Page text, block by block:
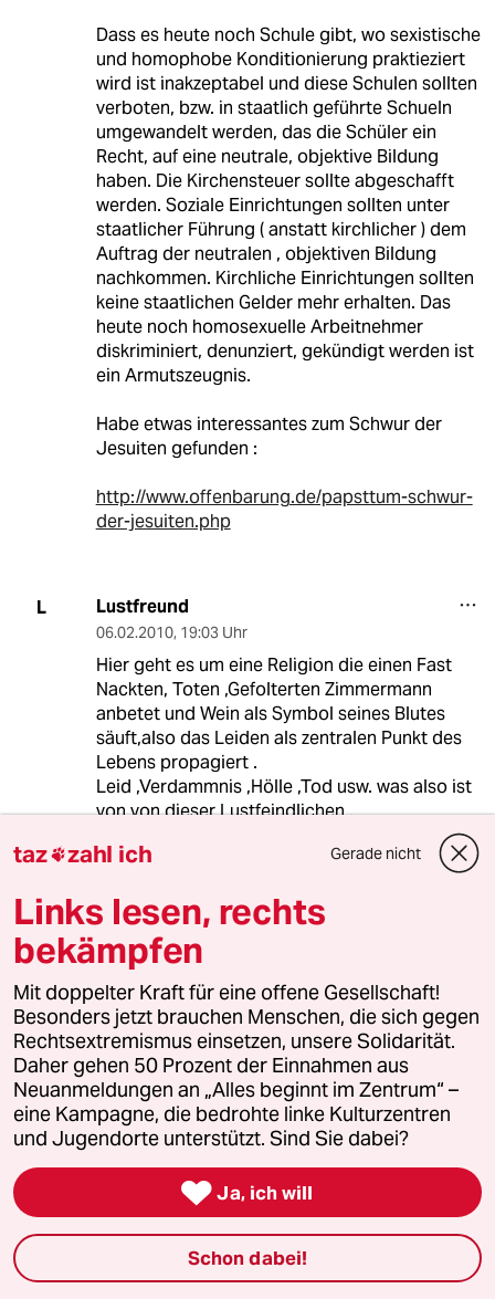
Dass es heute noch Schule gibt, wo sexistische
und homophobe Konditionierung praktieziert
wird ist inakzeptabel und diese Schulen sollten
verboten, bzw. in staatlich geführte Schueln
umgewandelt werden, das die Schüler ein
Recht, auf eine neutrale, objektive Bildung
haben. Die Kirchensteuer sollte abgeschafft
werden. Soziale Einrichtungen sollten unter
staatlicher Führung ( anstatt kirchlicher ) dem
Auftrag der neutralen , objektiven Bildung
nachkommen. Kirchliche Einrichtungen sollten
keine staatlichen Gelder mehr erhalten. Das
heute noch homosexuelle Arbeitnehmer
diskriminiert, denunziert, gekündigt werden ist
ein Armutszeugnis.
Habe etwas interessantes zum Schwur der
Jesuiten gefunden :
http://www.offenbarung.de/papsttum-schwur-
der-jesuiten.php
L Lustfreund
06.02.2010, 19:03 Uhr
Hier geht es um eine Religion die einen Fast
Nackten, Toten ,Gefolterten Zimmermann
anbetet und Wein als Symbol seines Blutes
säuft,also das Leiden als zentralen Punkt des
Lebens propagiert .
Leid ,Verdammnis ,Hölle ,Tod usw. was also ist
von von dieser Lustfeindlichen ,
erwarten als das sich ihre unterdrückte
Womit das Leid mal wider im wieder im Fokus
steht und diese unberechenbare gefährliche
Sexualität .
MF Markus Fresdorf
06.02.2010,17:46 Uhr
Ich war vor weit über 40 Jahren selbst von
Missbrauch Betroffener, aber auch hier war es
so, wie es sehr oft ist - laut meinem
Therapeuten, der ja die kontroverse
Fachliteratur kennt, die ich mir teilweise dann
auch reingezogen habe:
Täter war ein verheirateter Mann und
taz zahl ich Gerade nicht
Links lesen, rechts
bekämpfen
Mit doppelter Kraft für eine offene Gesellschaft!
Besonders jetzt brauchen Menschen, die sich gegen
Rechtsextremismus einsetzen, unsere Solidarität.
Daher gehen 50 Prozent der Einnahmen aus
Neuanmeldungen an „Alles beginnt im Zentrum“ –
eine Kampagne, die bedrohte linke Kulturzentren
und Jugendorte unterstützt. Sind Sie dabei?
 Ja, ich will
Schon dabei!